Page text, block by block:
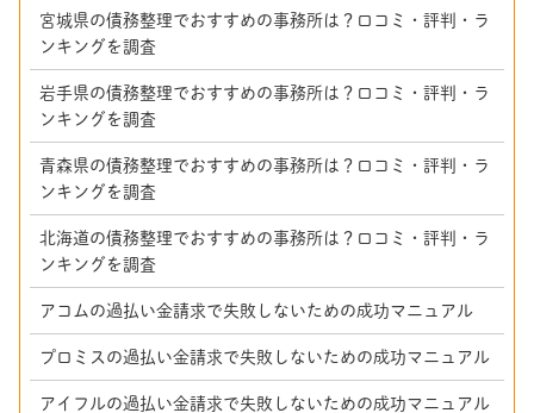
宮城県の債務整理でおすすめの事務所は？口コミ・評判・ラ
ンキングを調査
岩手県の債務整理でおすすめの事務所は？口コミ・評判・ラ
ンキングを調査
青森県の債務整理でおすすめの事務所は？口コミ・評判・ラ
ンキングを調査
北海道の債務整理でおすすめの事務所は？口コミ・評判・ラ
ンキングを調査
アコムの過払い金請求で失敗しないための成功マニュアル
プロミスの過払い金請求で失敗しないための成功マニュアル
アイフルの過払い金請求で失敗しないための成功マニュアル